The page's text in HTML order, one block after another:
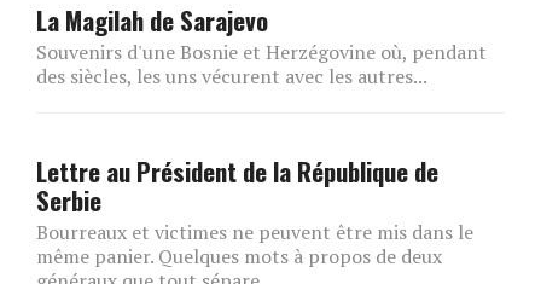
La Magilah de Sarajevo
Souvenirs d'une Bosnie et Herzégovine où, pendant
des siècles, les uns vécurent avec les autres...
Lettre au Président de la République de
Serbie
Bourreaux et victimes ne peuvent être mis dans le
même panier. Quelques mots à propos de deux